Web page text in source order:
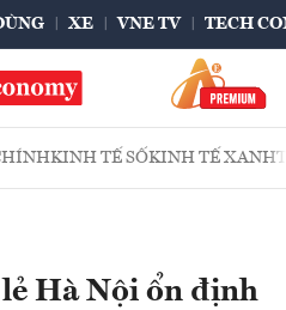
XE VNE TV TECH
KINH TẾ SỐKINH TẾ XANH
Hà Nội ổn định